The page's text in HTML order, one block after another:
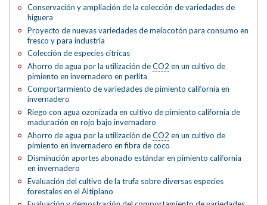
Conservación y ampliación de la colección de variedades de
higuera
Proyecto de nuevas variedades de melocotón para consumo en
fresco y para industria
Colección de especies cítricas
Ahorro de agua por la utilización deCO2 en un cultivo de
pimiento en invernadero en perlita
Comportarmiento de variedades de pimiento california en
invernadero
Riego con agua ozonizada en cultivo de pimiento california de
maduración en rojo bajo invernadero
Ahorro de agua por la utilización deCO2 en un cultivo de
pimiento en invernadero en fibra de coco
Disminución aportes abonado estándar en pimiento california
en invernadero
Evaluación del cultivo de la trufa sobre diversas especies
forestales en el Altiplano